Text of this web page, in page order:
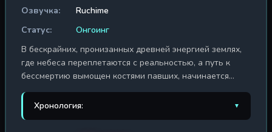
Озвучка:
Ruchime
Статус:
Онгоинг
В бескрайних, пронизанных древней энергией землях,
где небеса переплетаются с реальностью, а путь к
бессмертию вымощен костями павших, начинается
история Ван Линя — юного ученика из захолустной
секты Хэн Юэ. Его жизнь — череда унижений и
насмешек, талант его считают ничтожным, а будущее
Хронология: ▼